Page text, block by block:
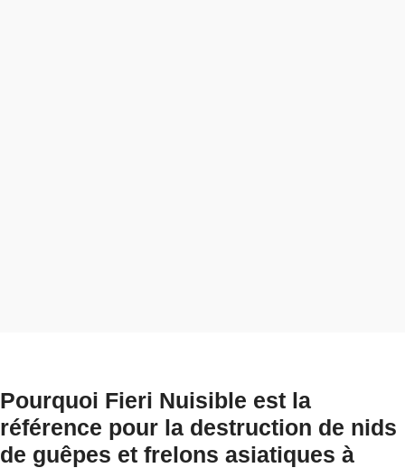
Pourquoi Fieri Nuisible est la
référence pour la destruction de nids
de guêpes et frelons asiatiques à